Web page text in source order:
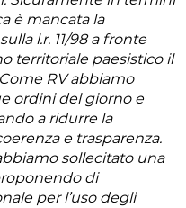
è mancata la
l.r. 11/98 a fronte
territoriale paesistico il
RV abbiamo
ordini del giorno e
a ridurre la
e trasparenza.
sollecitato una
di
per l’uso degli